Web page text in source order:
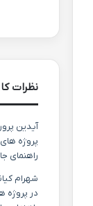
نظرات
آیدین
پروژه
راهنمای
شهرام
در پروژه